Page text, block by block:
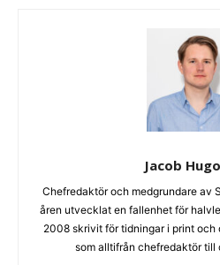
Jacob
Chefredaktör och medgrundare av
åren utvecklat en fallenhet för
2008 skrivit för tidningar i print och
som alltifrån chefredaktör till